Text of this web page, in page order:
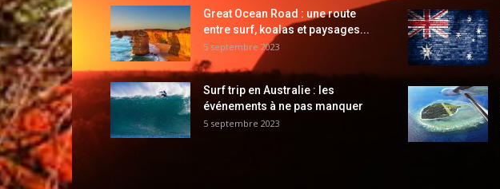
Great Ocean Road : une route
entre surf, koalas et paysages...
5 septembre 2023
Surf trip en Australie : les
événements à ne pas manquer
5 septembre 2023